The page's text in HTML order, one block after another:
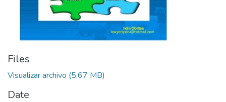
Files
Visualizar archivo (5.67 MB)
Date